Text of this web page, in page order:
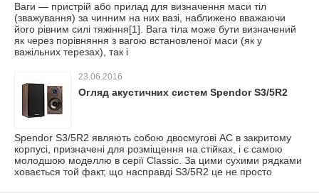
Ваги — пристрій або прилад для визначення маси тіл
(зважування) за чинним на них вазі, наближено вважаючи
його рівним силі тяжіння[1]. Вага тіла може бути визначений
як через порівняння з вагою встановленої маси (як у
важільних терезах), так і
23.06.2016
Огляд акустичних систем Spendor S3/5R2
Spendor S3/5R2 являють собою двосмугові АС в закритому
корпусі, призначені для розміщення на стійках, і є самою
молодшою моделлю в серії Classic. За цими сухими рядками
ховається той факт, що насправді S3/5R2 це не просто